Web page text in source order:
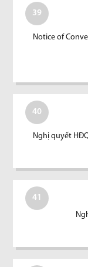
39
Notice of
40
Nghị quyết
41